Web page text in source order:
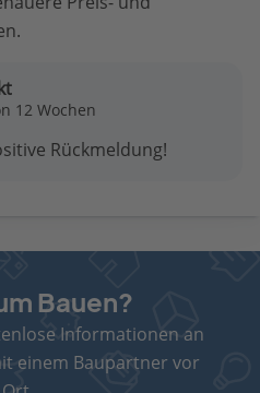
12 Wochen
Rückmeldung!
Bauen?
Informationen an
einem Baupartner vor